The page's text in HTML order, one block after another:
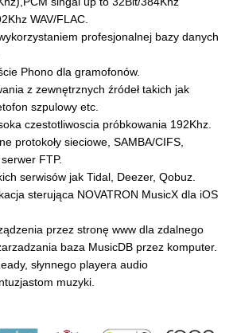
WAV/FLAC.
profesjonalnej bazy danych
Phono dla gramofonów.
z zewnętrznych źródeł takich jak
szpulowy etc.
czestotliwoscia próbkowania 192Khz.
protokoły sieciowe, SAMBA/CIFS,
FTP.
serwisów jak Tidal, Deezer, Qobuz.
sterująca NOVATRON MusicX dla iOS
przez stronę www dla zdalnego
baza MusicDB przez komputer.
słynnego playera audio
muzyki.